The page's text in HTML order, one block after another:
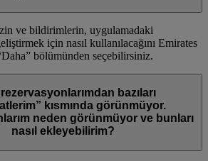
ve bildirimlerin, uygulamadaki
için nasıl kullanılacağını Emirates
bölümünden seçebilirsiniz.
bazıları
kısmında görünmüyor.
neden görünmüyor ve bunları
nasıl ekleyebilirim?